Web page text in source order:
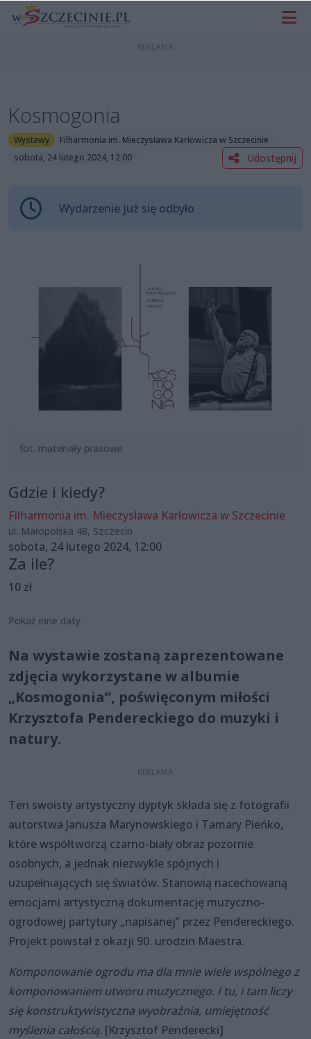
Kosmogonia
Wystawy
Filharmonia im. Mieczysława Karłowicza w Szczecinie
sobota, 24 lutego 2024, 12:00
Udostępnij
Wydarzenie już się odbyło
fot. materiały prasowe
Gdzie i kiedy?
Filharmonia im. Mieczysława Karłowicza w Szczecinie
ul. Małopolska 48, Szczecin
sobota, 24 lutego 2024, 12:00
Za ile?
10 zł
Pokaż inne daty
Na wystawie zostaną zaprezentowane
zdjęcia wykorzystane w albumie
„Kosmogonia”, poświęconym miłości
Krzysztofa Pendereckiego do muzyki i
natury.
Ten swoisty artystyczny dyptyk składa się z fotografii
autorstwa Janusza Marynowskiego i Tamary Pieńko,
które współtworzą czarno-biały obraz pozornie
osobnych, a jednak niezwykle spójnych i
uzupełniających się światów. Stanowią nacechowaną
emocjami artystyczną dokumentację muzyczno-
ogrodowej partytury „napisanej” przez Pendereckiego.
Projekt powstał z okazji 90. urodzin Maestra.
Komponowanie ogrodu ma dla mnie wiele wspólnego z
komponowaniem utworu muzycznego. I tu, i tam liczy
się konstruktywistyczna wyobraźnia, umiejętność
myślenia całością. [Krzysztof Penderecki]